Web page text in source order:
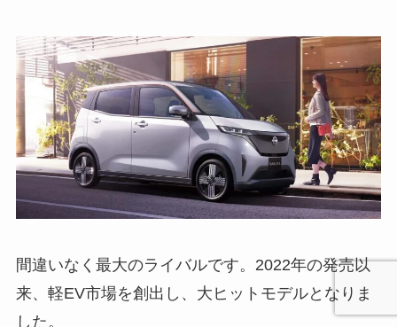
間違いなく最大のライバルです。2022年の発売以
来、軽EV市場を創出し、大ヒットモデルとなりま
した。